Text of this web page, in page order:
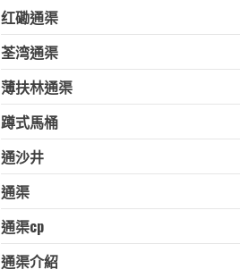
红磡通渠
荃湾通渠
薄扶林通渠
蹲式馬桶
通沙井
通渠
通渠cp
通渠介紹